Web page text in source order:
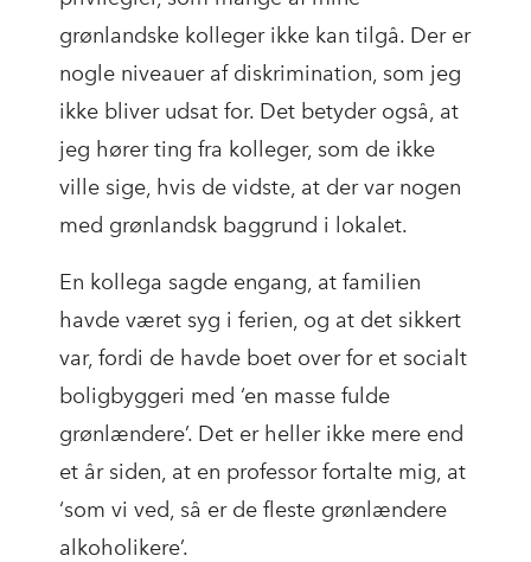
grønlandske kolleger ikke kan tilgå. Der er
nogle niveauer af diskrimination, som jeg
ikke bliver udsat for. Det betyder også, at
jeg hører ting fra kolleger, som de ikke
ville sige, hvis de vidste, at der var nogen
med grønlandsk baggrund i lokalet.
En kollega sagde engang, at familien
havde været syg i ferien, og at det sikkert
var, fordi de havde boet over for et socialt
boligbyggeri med ‘en masse fulde
grønlændere’. Det er heller ikke mere end
et år siden, at en professor fortalte mig, at
‘som vi ved, så er de fleste grønlændere
alkoholikere’.